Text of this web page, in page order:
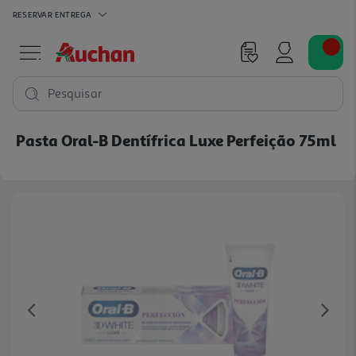
RESERVAR ENTREGA
Pesquisar
Pasta Oral-B Dentífrica Luxe Perfeição 75ml
Previous